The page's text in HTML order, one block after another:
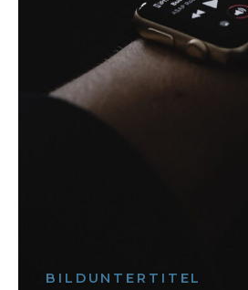
BILDUNTERTITEL